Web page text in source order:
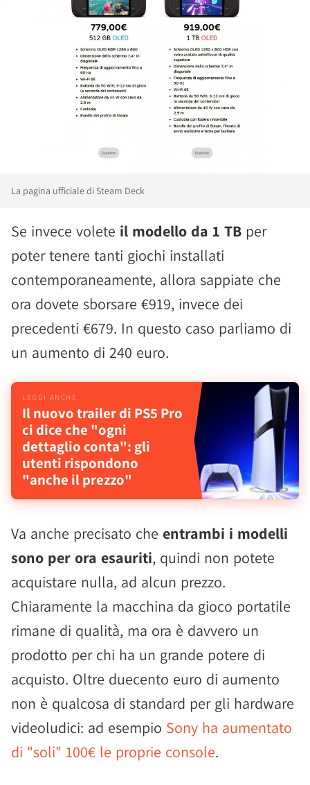
La pagina ufficiale di Steam Deck
Se invece volete il modello da 1 TB per
poter tenere tanti giochi installati
contemporaneamente, allora sappiate che
ora dovete sborsare €919, invece dei
precedenti €679. In questo caso parliamo di
un aumento di 240 euro.
Il nuovo trailer di PS5 Pro
ci dice che "ogni
dettaglio conta": gli
utenti rispondono
"anche il prezzo"
Va anche precisato che entrambi i modelli
sono per ora esauriti, quindi non potete
acquistare nulla, ad alcun prezzo.
Chiaramente la macchina da gioco portatile
rimane di qualità, ma ora è davvero un
prodotto per chi ha un grande potere di
acquisto. Oltre duecento euro di aumento
non è qualcosa di standard per gli hardware
videoludici: ad esempio Sony ha aumentato
di "soli" 100€ le proprie console.